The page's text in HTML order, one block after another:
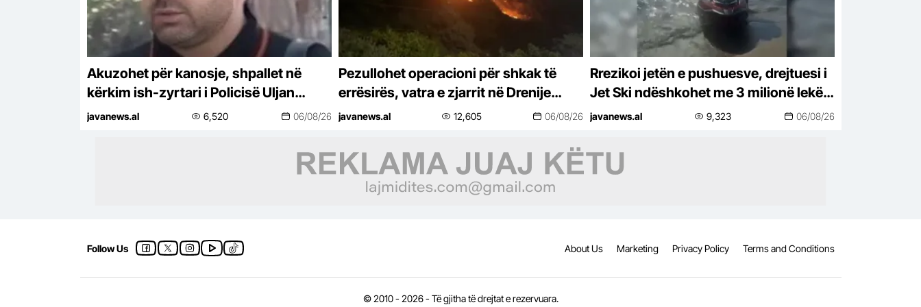
Akuzohet për kanosje, shpallet në
kërkim ish-zyrtari i Policisë Uljan
Shpataraku
javanews.al 6,520 06/08/26
Pezullohet operacioni për shkak të
errësirës, vatra e zjarrit në Drenije
vijon të mbetet aktive
javanews.al 12,605 06/08/26
Rrezikoi jetën e pushuesve, drejtuesi i
Jet Ski ndëshkohet me 3 milionë lekë
gjobë
javanews.al 9,323 06/08/26
Follow Us About Us Marketing Privacy Policy Terms and Conditions
© 2010 - 2026 - Të gjitha të drejtat e rezervuara.